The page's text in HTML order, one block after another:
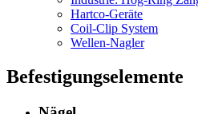
Hartco-Geräte
Coil-Clip System
Wellen-Nagler
Befestigungselemente